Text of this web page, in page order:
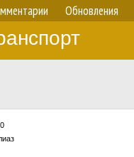
Обновления